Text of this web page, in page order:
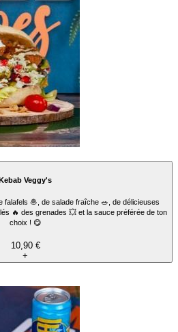
Veggy's
falafels 🧆, de salade fraîche 🥗, de délicieuses
🔥 des grenades 💥 et la sauce préférée de ton
choix ! 😋
10,90 €
+